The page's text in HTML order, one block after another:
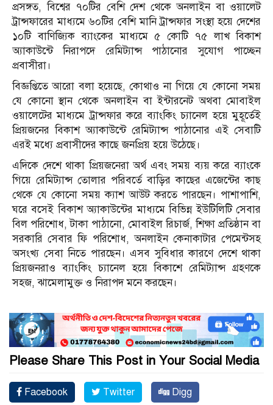
প্রসঙ্গত, বিশ্বের ৭০টির বেশি দেশ থেকে অনলাইন বা ওয়ালেট
ট্রান্সফারের মাধ্যমে ৬০টির বেশি মানি ট্রান্সফার সংস্থা হয়ে দেশের
১০টি বাণিজ্যিক ব্যাংকের মাধ্যমে ৫ কোটি ৭৫ লাখ বিকাশ
অ্যাকাউন্টে নিরাপদে রেমিট্যান্স পাঠানোর সুযোগ পাচ্ছেন
প্রবাসীরা।
বিজ্ঞপ্তিতে আরো বলা হয়েছে, কোথাও না গিয়ে যে কোনো সময়
যে কোনো স্থান থেকে অনলাইন বা ইন্টারনেট অথবা মোবাইল
ওয়ালেটের মাধ্যমে ট্রান্সফার করে ব্যাংকিং চ্যানেল হয়ে মুহূর্তেই
প্রিয়জনের বিকাশ অ্যাকাউন্টে রেমিট্যান্স পাঠানোর এই সেবাটি
এরই মধ্যে প্রবাসীদের কাছে জনপ্রিয় হয়ে উঠেছে।
এদিকে দেশে থাকা প্রিয়জনেরা অর্থ এবং সময় ব্যয় করে ব্যাংকে
গিয়ে রেমিট্যান্স তোলার পরিবর্তে বাড়ির কাছের এজেন্টের কাছ
থেকে যে কোনো সময় ক্যাশ আউট করতে পারছেন। পাশাপাশি,
ঘরে বসেই বিকাশ অ্যাকাউন্টের মাধ্যমে বিভিন্ন ইউটিলিটি সেবার
বিল পরিশোধ, টাকা পাঠানো, মোবাইল রিচার্জ, শিক্ষা প্রতিষ্ঠান বা
সরকারি সেবার ফি পরিশোধ, অনলাইন কেনাকাটার পেমেন্টসহ
অসংখ্য সেবা নিতে পারছেন। এসব সুবিধার কারণে দেশে থাকা
প্রিয়জনরাও ব্যাংকিং চ্যানেল হয়ে বিকাশে রেমিট্যান্স গ্রহণকে
সহজ, ঝামেলামুক্ত ও নিরাপদ মনে করছেন।
Please Share This Post in Your Social Media
Facebook Twitter Digg